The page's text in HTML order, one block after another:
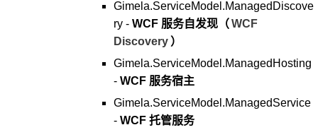
Gimela.ServiceModel.ManagedDiscove
ry - WCF 服务自发现（ WCF
Discovery ）
Gimela.ServiceModel.ManagedHosting
- WCF 服务宿主
Gimela.ServiceModel.ManagedService
- WCF 托管服务